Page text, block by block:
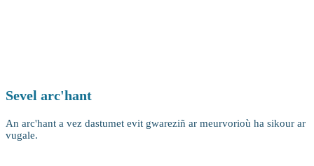
Sevel arc'hant
An arc'hant a vez dastumet evit gwareziñ ar meurvorioù ha sikour ar
vugale.